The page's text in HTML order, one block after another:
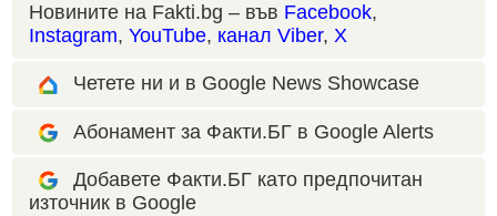
Новините на Fakti.bg – във Facebook,
Instagram, YouTube, канал Viber, X
Четете ни и в Google News Showcase
Абонамент за Факти.БГ в Google Alerts
Добавете Факти.БГ като предпочитан
източник в Google